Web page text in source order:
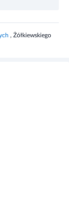
, Żółkiewskiego